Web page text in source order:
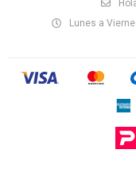
Lunes a